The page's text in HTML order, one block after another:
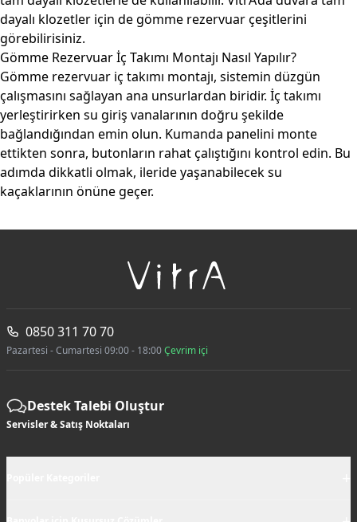
dayalı klozetler için de gömme rezervuar çeşitlerini
görebilirisiniz.
Gömme Rezervuar İç Takımı Montajı Nasıl Yapılır?
Gömme rezervuar iç takımı montajı, sistemin düzgün
çalışmasını sağlayan ana unsurlardan biridir. İç takımı
yerleştirirken su giriş vanalarının doğru şekilde
bağlandığından emin olun. Kumanda panelini monte
ettikten sonra, butonların rahat çalıştığını kontrol edin. Bu
adımda dikkatli olmak, ileride yaşanabilecek su
kaçaklarının önüne geçer.
0850 311 70 70
Pazartesi - Cumartesi 09:00 - 18:00Çevrim içi
Destek Talebi Oluştur
Servisler & Satış Noktaları